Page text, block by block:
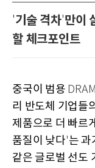
'기술 격차'만이
할 체크포인트
중국이 범용
리 반도체 기업들
제품으로 더 빠르
품질이 낮다'는 과
같은 글로벌 선도